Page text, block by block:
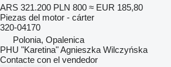
ARS 321.200 PLN 800 ≈ EUR 185,80
Piezas del motor - cárter
320-04170
Polonia, Opalenica
PHU "Karetina" Agnieszka Wilczyńska
Contacte con el vendedor